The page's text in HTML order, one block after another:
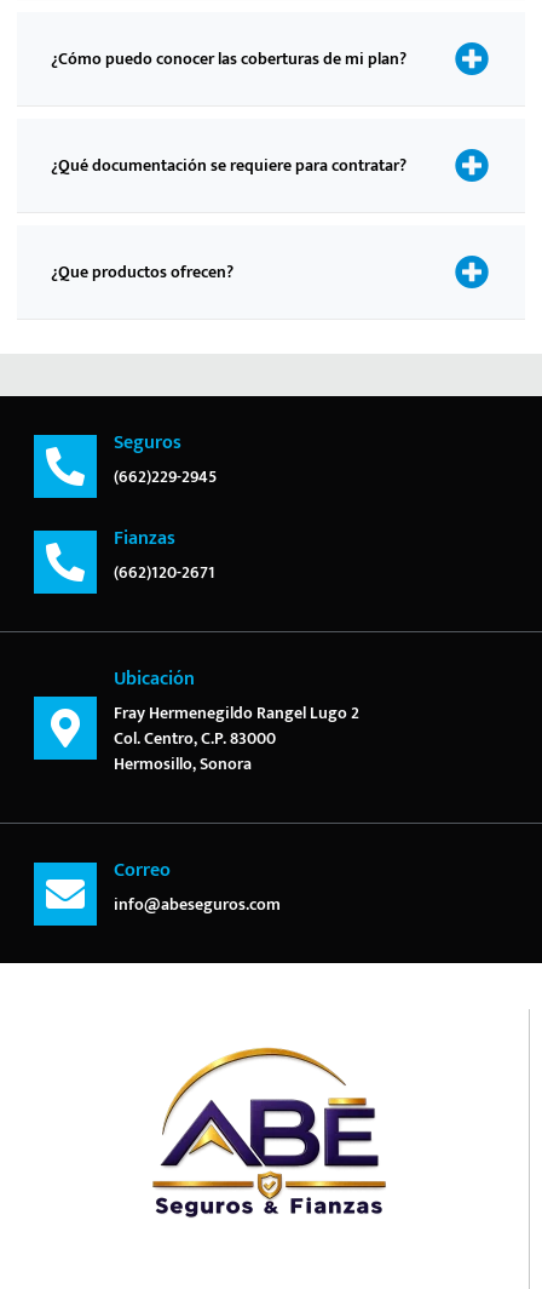
¿Cómo puedo conocer las coberturas de mi plan?
¿Qué documentación se requiere para contratar?
¿Que productos ofrecen?
Seguros
(662)229-2945
Fianzas
(662)120-2671
Ubicación
Fray Hermenegildo Rangel Lugo 2
Col. Centro, C.P. 83000
Hermosillo, Sonora
Correo
info@abeseguros.com